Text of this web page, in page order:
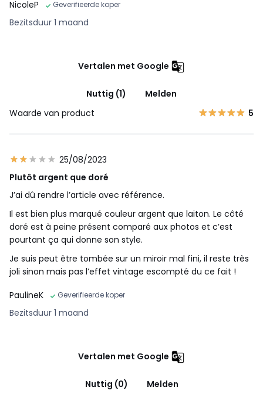
NicoleP Geverifieerde koper
Bezitsduur 1 maand
Vertalen met Google
Nuttig (1)
Melden
Waarde van product
5
25/08/2023
Plutôt argent que doré
J’ai dû rendre l’article avec référence.
Il est bien plus marqué couleur argent que laiton. Le côté
doré est à peine présent comparé aux photos et c’est
pourtant ça qui donne son style.
Je suis peut être tombée sur un miroir mal fini, il reste très
joli sinon mais pas l’effet vintage escompté du ce fait !
PaulineK
Geverifieerde koper
Bezitsduur 1 maand
Vertalen met Google
Nuttig (0)
Melden